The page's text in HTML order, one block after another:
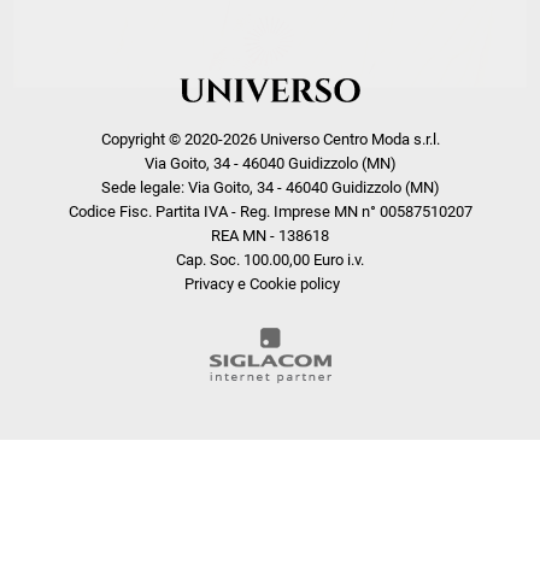
Copyright © 2020-2026 Universo Centro Moda s.r.l.
Via Goito, 34 - 46040 Guidizzolo (MN)
Sede legale: Via Goito, 34 - 46040 Guidizzolo (MN)
Codice Fisc. Partita IVA - Reg. Imprese MN n° 00587510207
REA MN - 138618
Cap. Soc. 100.00,00 Euro i.v.
Privacy e Cookie policy